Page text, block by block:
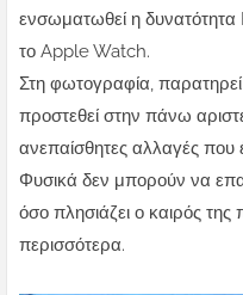
ενσωματωθεί η
το Apple Watch.
Στη φωτογραφία,
προστεθεί στην πάνω
ανεπαίσθητες αλλαγές που
Φυσικά δεν μπορούν να
όσο πλησιάζει ο καιρός
περισσότερα.